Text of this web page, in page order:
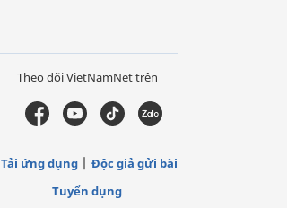
Theo dõi VietNamNet trên
Tải ứng dụng
Độc giả gửi bài
Tuyển dụng